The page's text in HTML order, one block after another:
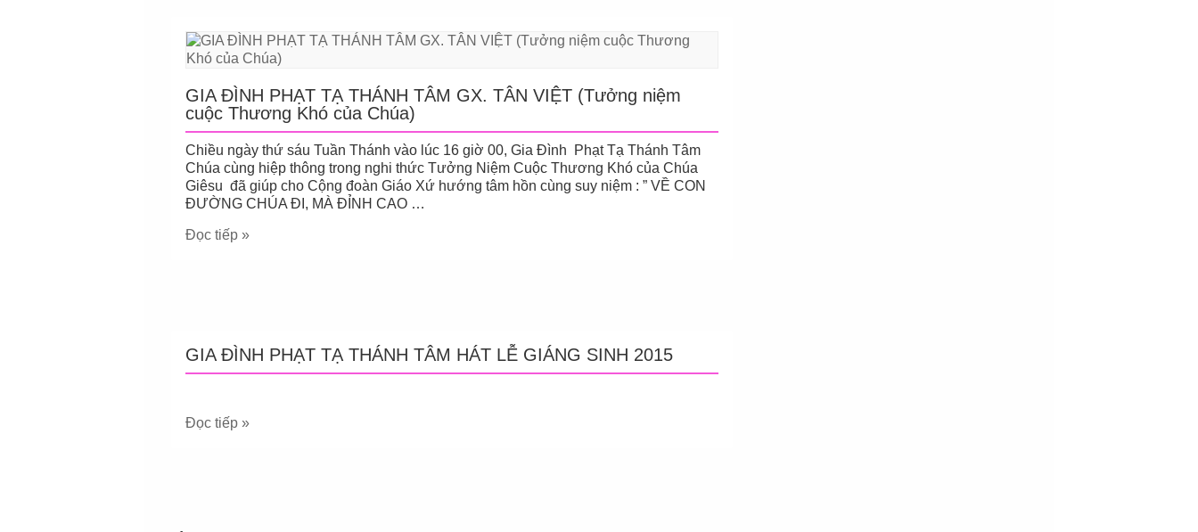
GIA ĐÌNH PHẠT TẠ THÁNH TÂM GX. TÂN VIỆT (Tưởng niệm
cuộc Thương Khó của Chúa)
Chiều ngày thứ sáu Tuần Thánh vào lúc 16 giờ 00, Gia Đình Phạt Tạ Thánh Tâm
Chúa cùng hiệp thông trong nghi thức Tưởng Niệm Cuộc Thương Khó của Chúa
Giêsu đã giúp cho Cộng đoàn Giáo Xứ hướng tâm hồn cùng suy niệm : ” VỀ CON
ĐƯỜNG CHÚA ĐI, MÀ ĐỈNH CAO …
Đọc tiếp »
GIA ĐÌNH PHẠT TẠ THÁNH TÂM HÁT LỄ GIÁNG SINH 2015
Đọc tiếp »